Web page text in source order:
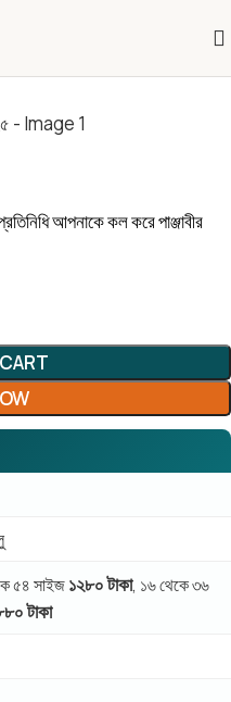
আপনাকে কল করে পাঞ্জাবীর
৫৪ সাইজ১২৮০ টাকা, ১৬ থেকে ৩৬
টাকা